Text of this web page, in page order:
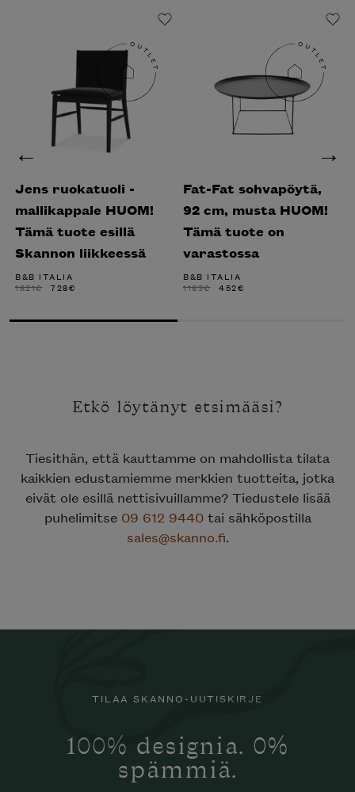
Jens ruokatuoli -
mallikappale HUOM!
Tämä tuote esillä
Skannon liikkeessä
B&B ITALIA
1821€ ALKUPERÄINEN
1821€.
728€
728€.
Fat-Fat sohvapöytä,
92 cm, musta HUOM!
Tämä tuote on
varastossa
B&B ITALIA
1183€ ALKUPERÄINEN
452€
Etkö löytänyt etsimääsi?
Tiesithän, että kauttamme on mahdollista tilata
kaikkien edustamiemme merkkien tuotteita, jotka
eivät ole esillä nettisivuillamme? Tiedustele lisää
puhelimitse 09 612 9440tai sähköpostilla
sales@skanno.fi.
TILAA SKANNO-UUTISKIRJE
100% designia. 0%
spämmiä.